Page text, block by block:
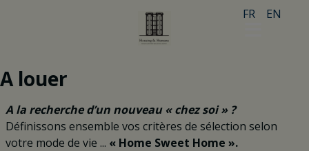
FR EN
A louer
A la recherche d’un nouveau « chez soi » ?
Définissons ensemble vos critères de sélection selon
votre mode de vie ... « Home Sweet Home ».